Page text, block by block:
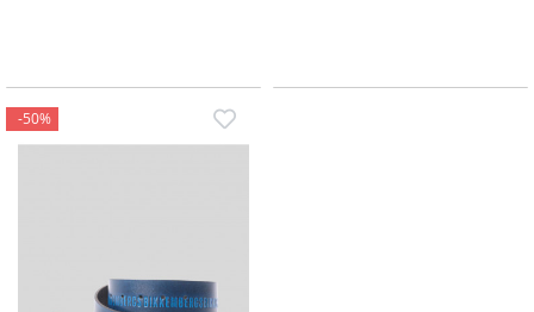
-50%